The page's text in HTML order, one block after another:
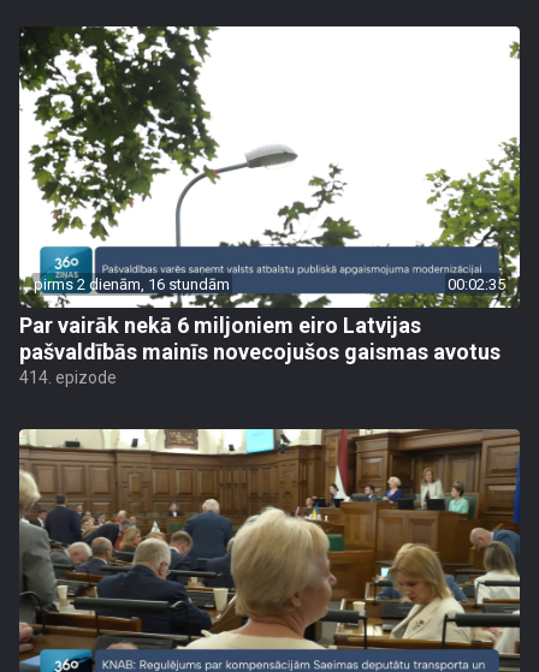
pirms 2 dienām, 16 stundām 00:02:35
Par vairāk nekā 6 miljoniem eiro Latvijas
pašvaldībās mainīs novecojušos gaismas avotus
414. epizode